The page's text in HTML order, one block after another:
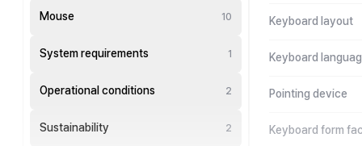
Mouse 10
System requirements 1
Operational conditions 2
Sustainability 2
Keyboard layout
Keyboard
Pointing device
Keyboard form